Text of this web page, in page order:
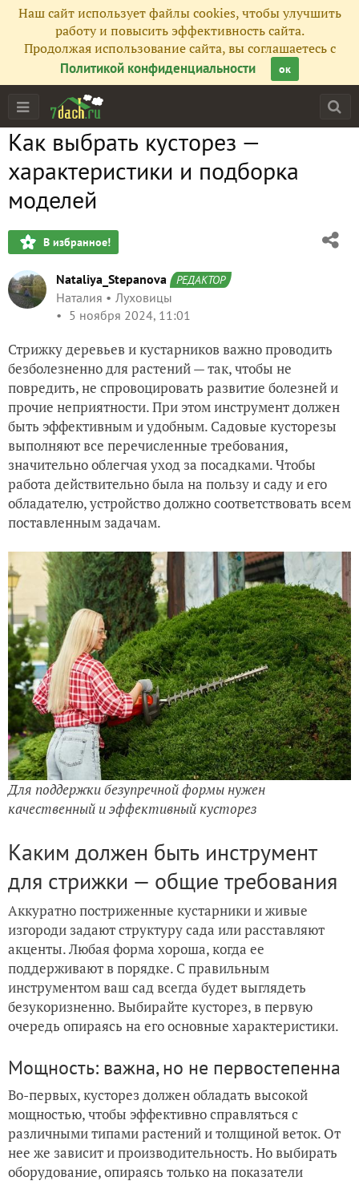
Наш сайт использует файлы cookies, чтобы улучшить
работу и повысить эффективность сайта.
Продолжая использование сайта, вы соглашаетесь с
Политикой конфиденциальности
ок
Как выбрать кусторез —
характеристики и подборка
моделей
В избранное!
Nataliya_Stepanova РЕДАКТОР
Наталия
Луховицы
5 ноября 2024, 11:01
Стрижку деревьев и кустарников важно проводить
безболезненно для растений — так, чтобы не
повредить, не спровоцировать развитие болезней и
прочие неприятности. При этом инструмент должен
быть эффективным и удобным. Садовые кусторезы
выполняют все перечисленные требования,
значительно облегчая уход за посадками. Чтобы
работа действительно была на пользу и саду и его
обладателю, устройство должно соответствовать всем
поставленным задачам.
Для поддержки безупречной формы нужен
качественный и эффективный кусторез
Каким должен быть инструмент
для стрижки — общие требования
Аккуратно постриженные кустарники и живые
изгороди задают структуру сада или расставляют
акценты. Любая форма хороша, когда ее
поддерживают в порядке. С правильным
инструментом ваш сад всегда будет выглядеть
безукоризненно. Выбирайте кусторез, в первую
очередь опираясь на его основные характеристики.
Мощность: важна, но не первостепенна
Во-первых, кусторез должен обладать высокой
мощностью, чтобы эффективно справляться с
различными типами растений и толщиной веток. От
нее же зависит и производительность. Но выбирать
оборудование, опираясь только на показатели